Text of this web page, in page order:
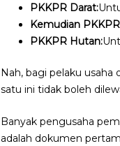
PKKPR Darat:
Kemudian
PKKPR Hutan:
Nah, bagi pelaku usaha
satu ini tidak boleh
Banyak pengusaha
adalah dokumen